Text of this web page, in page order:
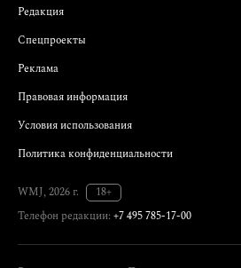
Редакция
Спецпроекты
Реклама
Правовая информация
Условия использования
Политика конфиденциальности
WMJ, 2026 г.
18+
Телефон редакции: +7 495 785-17-00